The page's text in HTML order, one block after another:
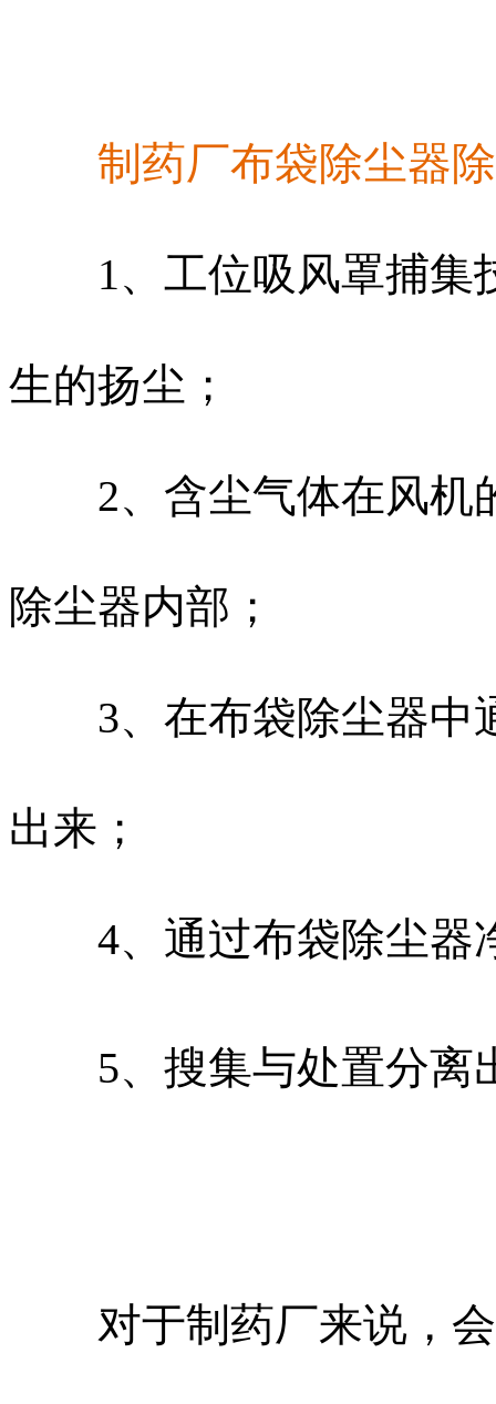
制药厂布袋除尘器
1、工位吸风罩捕集
生的扬尘；
2、含尘气体在风机
除尘器内部；
3、在布袋除尘器中
出来；
4、通过布袋除尘器
5、搜集与处置分离
对于制药厂来说，会